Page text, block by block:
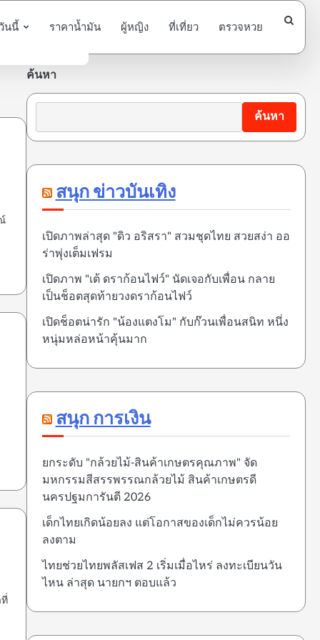
นนี้ ราคาน้ำมัน ผู้หญิง ที่เที่ยว ตรวจหวย
ค้นหา
ค้นหา
สนุก ข่าวบันเทิง
เปิดภาพล่าสุด "ดิว อริสรา" สวมชุดไทย สวยสง่า ออ
ร่าพุ่งเต็มเฟรม
เปิดภาพ "เต้ ดราก้อนไฟว์" นัดเจอกับเพื่อน กลาย
เป็นช็อตสุดท้ายวงดราก้อนไฟว์
เปิดช็อตน่ารัก "น้องแตงโม" กับก๊วนเพื่อนสนิท หนึ่ง
หนุ่มหล่อหน้าคุ้นมาก
สนุก การเงิน
ยกระดับ "กล้วยไม้-สินค้าเกษตรคุณภาพ" จัด
มหกรรมสีสรรพรรณกล้วยไม้ สินค้าเกษตรดี
นครปฐมการันตี 2026
เด็กไทยเกิดน้อยลง แต่โอกาสของเด็กไม่ควรน้อย
ลงตาม
ไทยช่วยไทยพลัสเฟส 2 เริ่มเมื่อไหร่ ลงทะเบียนวัน
ไหน ล่าสุด นายกฯ ตอบแล้ว